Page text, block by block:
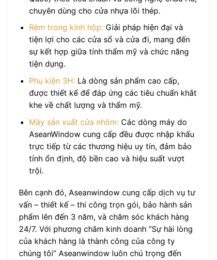
chuyên dùng cho cửa nhựa lõi thép.
Rèm trong kính hộp: Giải pháp hiện đại và
tiện lợi cho các cửa sổ và cửa đi, mang đến
sự kết hợp giữa tính thẩm mỹ và chức năng
tiện dụng.
Phụ kiện 3H: Là dòng sản phẩm cao cấp,
được thiết kế để đáp ứng các tiêu chuẩn khắt
khe về chất lượng và thẩm mỹ.
Máy sản xuất cửa nhôm: Các dòng máy do
AseanWindow cung cấp đều được nhập khẩu
trực tiếp từ các thương hiệu uy tín, đảm bảo
tính ổn định, độ bền cao và hiệu suất vượt
trội.
Bên cạnh đó, Aseanwindow cung cấp dịch vụ tư
vấn – thiết kế – thi công trọn gói, bảo hành sản
phẩm lên đến 3 năm, và chăm sóc khách hàng
24/7. Với phương châm kinh doanh “Sự hài lòng
của khách hàng là thành công của công ty
chúng tôi” Aseanwindow luôn chú trọng đến